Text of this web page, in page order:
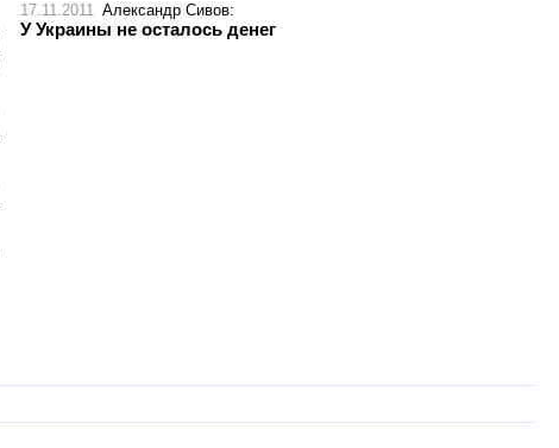
17.11.2011 Александр Сивов:
У Украины не осталось денег